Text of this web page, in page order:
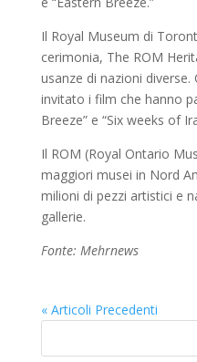
Il Royal Museum di
cerimonia, The ROM
usanze di nazioni diverse.
invitato i film che hanno
Breeze” e “Six weeks of
Il ROM (Royal Ontario
maggiori musei in Nord
milioni di pezzi artistici e
gallerie.
Fonte: Mehrnews
« Articoli Precedenti